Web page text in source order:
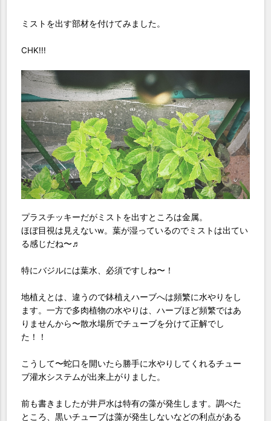
ミストを出す部材を付けてみました。
CHK!!!
プラスチッキーだがミストを出すところは金属。
ほぼ目視は見えないw。葉が湿っているのでミストは出てい
る感じだね〜♬
特にバジルには葉水、必須ですしね〜！
地植えとは、違うので鉢植えハーブへは頻繁に水やりをし
ます。一方で多肉植物の水やりは、ハーブほど頻繁ではあ
りませんから〜散水場所でチューブを分けて正解でし
た！！
こうして〜蛇口を開いたら勝手に水やりしてくれるチュー
ブ灌水システムが出来上がりました。
前も書きましたが井戸水は特有の藻が発生します。調べた
ところ、黒いチューブは藻が発生しないなどの利点がある